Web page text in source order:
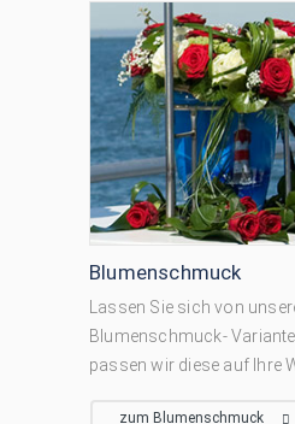
Blumenschmuck
Lassen Sie sich von
Blumenschmuck-
passen wir diese auf Ihre
zum Blumenschmuck